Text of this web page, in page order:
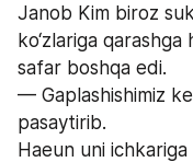
Janob Kim biroz
ko‘zlariga qarashga
safar boshqa edi.
— Gaplashishimiz
pasaytirib.
Haeun uni